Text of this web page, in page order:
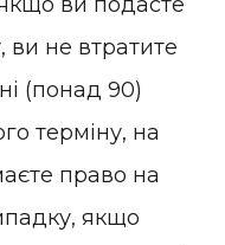
ви не втратите
(понад 90)
терміну, на
право на
якщо